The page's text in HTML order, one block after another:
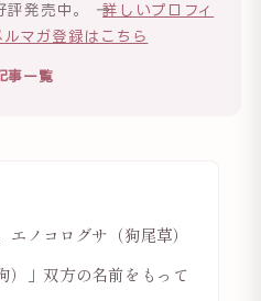
評発売中。 →詳しいプロフィ
ルマガ登録はこちら
事一覧
ノコログサ（狗尾草）
」双方の名前をもって